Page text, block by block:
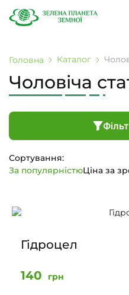
Головна Каталог
Чоловіча
Сортування:
За популярністюЦіна за
Гідроцел
140 грн